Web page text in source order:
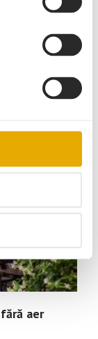
aer